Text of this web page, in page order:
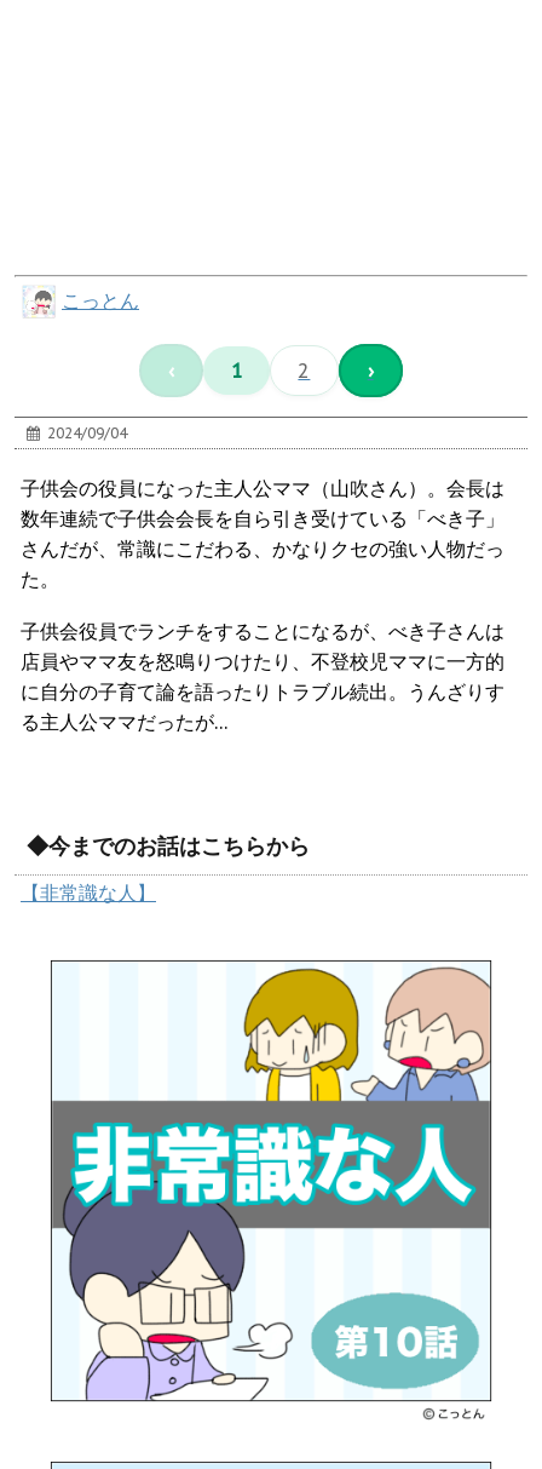
こっとん
‹ 1 2 ›
2024/09/04
子供会の役員になった主人公ママ（山吹さん）。会長は
数年連続で子供会会長を自ら引き受けている「べき子」
さんだが、常識にこだわる、かなりクセの強い人物だっ
た。
子供会役員でランチをすることになるが、べき子さんは
店員やママ友を怒鳴りつけたり、不登校児ママに一方的
に自分の子育て論を語ったりトラブル続出。うんざりす
る主人公ママだったが…
◆今までのお話はこちらから
【非常識な人】